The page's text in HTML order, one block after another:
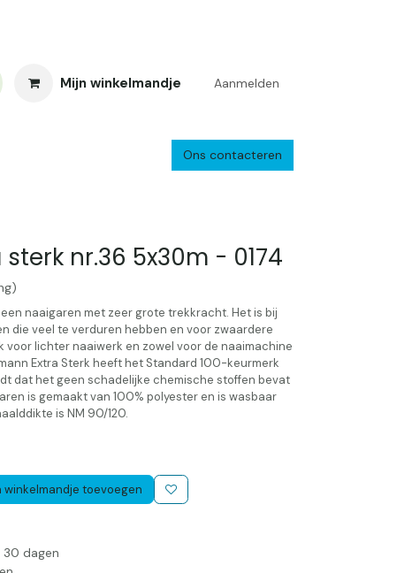
Mijn winkelmandje Aanmelden
Parkeren Bedrijf Verzenden en
Ons contacteren
nr.36 5x30m - 0174
naaigaren met zeer grote trekkracht. Het is bij
die veel te verduren hebben en voor zwaardere
voor lichter naaiwerk en zowel voor de naaimachine
Extra Sterk heeft het Standard 100-keurmerk
dat het geen schadelijke chemische stoffen bevat
is gemaakt van 100% polyester en is wasbaar
is NM 90/120.
winkelmandje toevoegen
dagen